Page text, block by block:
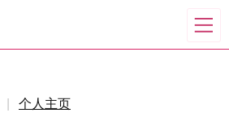
| 个人主页